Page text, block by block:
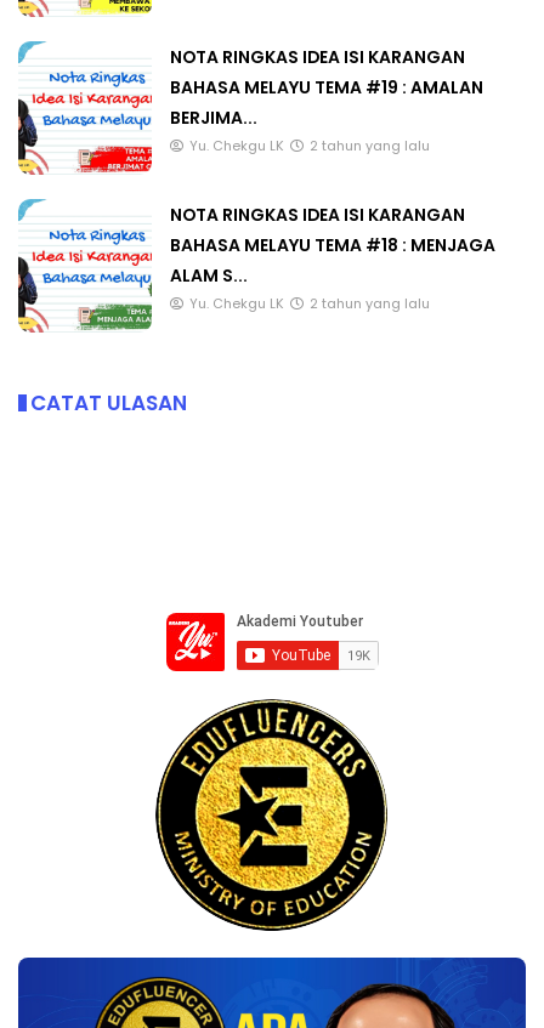
NOTA RINGKAS IDEA ISI KARANGAN
BAHASA MELAYU TEMA #19 : AMALAN
BERJIMA...
Yu. Chekgu LK 2 tahun yang lalu
NOTA RINGKAS IDEA ISI KARANGAN
BAHASA MELAYU TEMA #18 : MENJAGA
ALAM S...
Yu. Chekgu LK 2 tahun yang lalu
CATAT ULASAN